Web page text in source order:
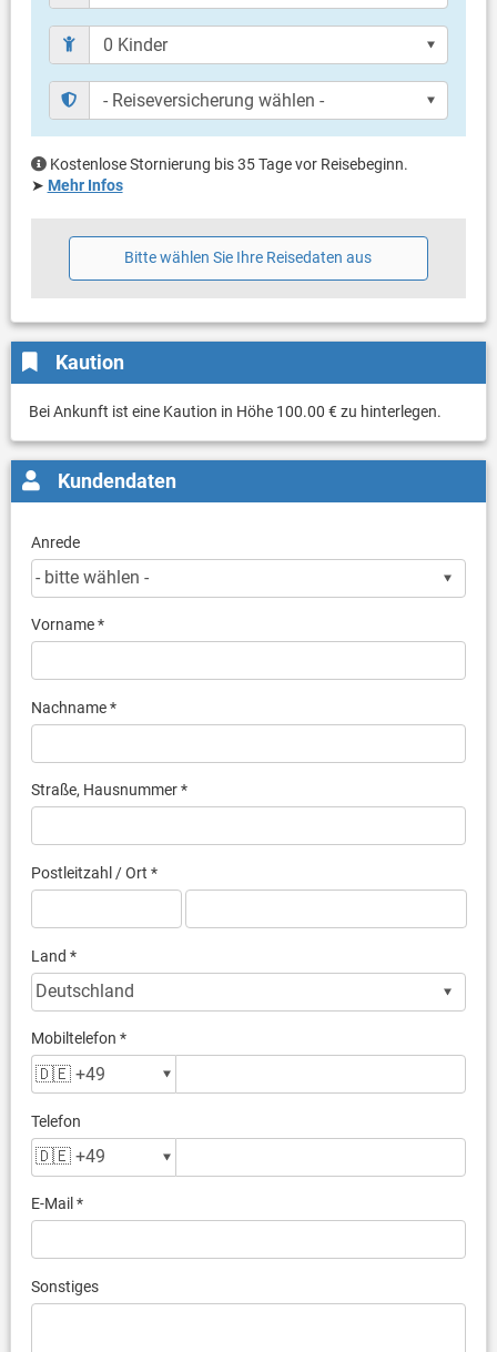
Kostenlose Stornierung bis 35 Tage vor Reisebeginn.
➤ Mehr Infos
Bitte wählen Sie Ihre Reisedaten aus
Kaution
Bei Ankunft ist eine Kaution in Höhe 100.00 € zu hinterlegen.
Kundendaten
Anrede
Vorname *
Nachname *
Straße, Hausnummer *
Postleitzahl / Ort *
Land *
Mobiltelefon *
Telefon
E-Mail *
Sonstiges